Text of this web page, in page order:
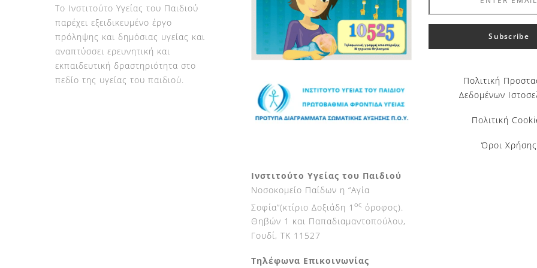
Το Ινστιτούτο Υγείας του Παιδιού
παρέχει εξειδικευμένο έργο
πρόληψης και δημόσιας υγείας και
αναπτύσσει ερευνητική και
εκπαιδευτική δραστηριότητα στο
πεδίο της υγείας του παιδιού.
Πολιτική
Δεδομένων
Πολιτική
Όροι Χρήσης
Ινστιτούτο Υγείας του Παιδιού
Νοσοκομείο Παίδων η “Αγία
Σοφία”(κτίριο Δοξιάδη 1 ος όροφος).
Θηβών 1 και Παπαδιαμαντοπούλου,
Γουδί, ΤΚ 11527
Τηλέφωνα Επικοινωνίας